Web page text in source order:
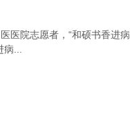
医院志愿者，“和硕书香进病
...